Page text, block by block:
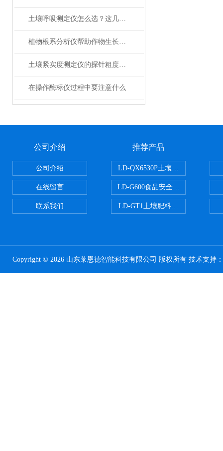
土壤呼吸测定仪怎么选？这几个品牌真实测评别错过
植物根系分析仪帮助作物生长管理
土壤紧实度测定仪的探针粗度规格介绍
在操作酶标仪过程中要注意什么
公司介绍
公司介绍
在线留言
联系我们
推荐产品
LD-QX6530P土壤氧化还原电位检
LD-G600食品安全检测仪
LD-GT1土壤肥料养分检测仪
Copyright © 2026 山东莱恩德智能科技有限公司 版权所有 技术支持：